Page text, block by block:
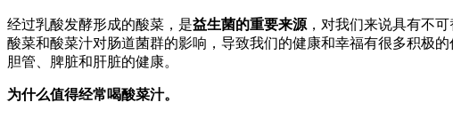
经过乳酸发酵形成的酸菜，是益生菌的重要来源 ，对我们来说具有不
酸菜和酸菜汁对肠道菌群的影响，导致我们的健康和幸福有很多积极
胆管、脾脏和肝脏的健康。
为什么值得经常喝酸菜汁。